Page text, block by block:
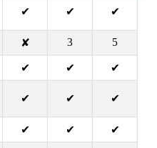
✔ ✔ ✔
✘ 3 5
✔ ✔ ✔
✔ ✔ ✔
✔ ✔ ✔